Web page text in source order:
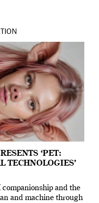
‘PET:
TECHNOLOGIES’
and the
and machine through